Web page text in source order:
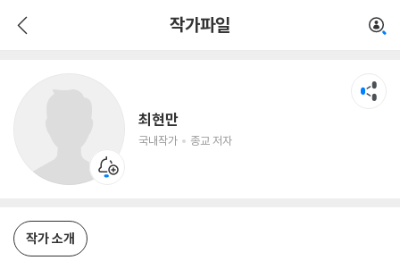
작가파일
최현만
국내작가 종교 저자
작가 소개